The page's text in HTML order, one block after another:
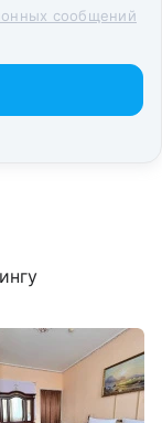
сообщений